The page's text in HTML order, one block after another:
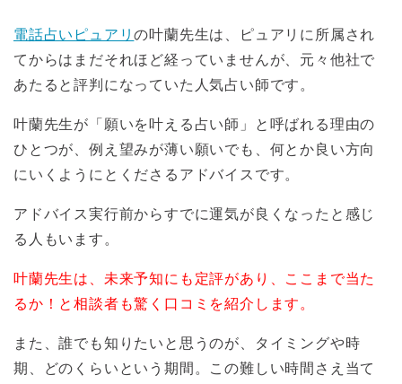
電話占いピュアリの叶蘭先生は、ピュアリに所属され
てからはまだそれほど経っていませんが、元々他社で
あたると評判になっていた人気占い師です。
叶蘭先生が「願いを叶える占い師」と呼ばれる理由の
ひとつが、例え望みが薄い願いでも、何とか良い方向
にいくようにとくださるアドバイスです。
アドバイス実行前からすでに運気が良くなったと感じ
る人もいます。
叶蘭先生は、未来予知にも定評があり、ここまで当た
るか！と相談者も驚く口コミを紹介します。
また、誰でも知りたいと思うのが、タイミングや時
期、どのくらいという期間。この難しい時間さえ当て